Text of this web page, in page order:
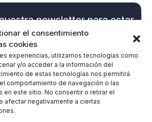
el consentimiento
cookies
experiencias, utilizamos tecnologías como
y/o acceder a la información del
de estas tecnologías nos permitirá
comportamiento de navegación o las
en este sitio. No consentir o retirar el
afectar negativamente a ciertas
newsletter para estar
las novedades
*